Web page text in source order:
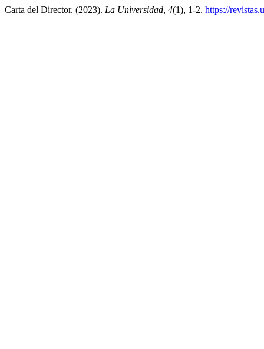
Carta del Director. (2023). La Universidad, 4(1), 1-2. https://